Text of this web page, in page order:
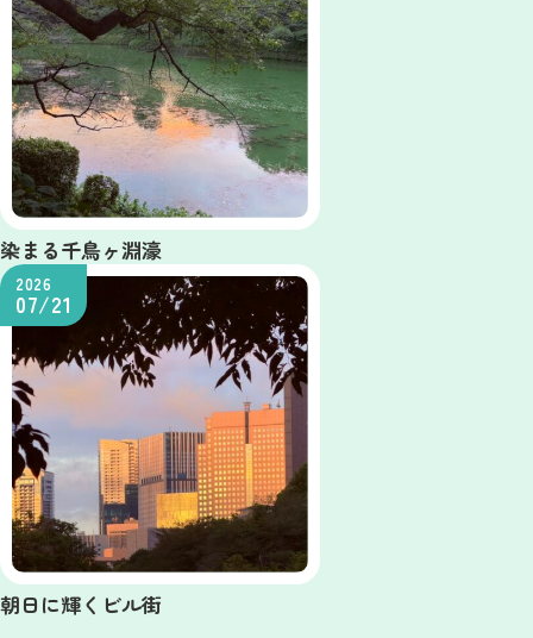
染まる千鳥ヶ淵濠
朝日に輝くビル街
2026
07/21